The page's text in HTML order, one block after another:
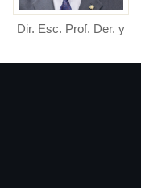
Dir. Esc. Prof. Der. y
Director de Escuela